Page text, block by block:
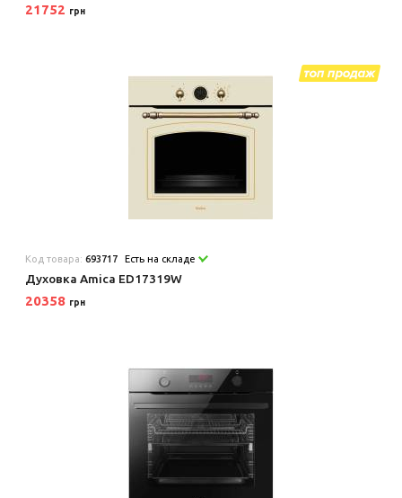
21752 грн
Код товара:693717 Есть на складе
Духовка Amica ED17319W
20358 грн